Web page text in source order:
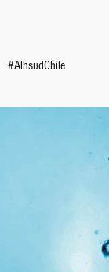
#AlhsudChile